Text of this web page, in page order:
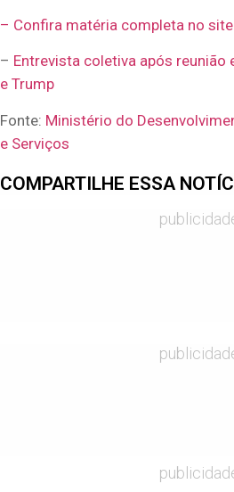
– Confira matéria completa no
– Entrevista coletiva após reunião
e Trump
Fonte: Ministério do
e Serviços
COMPARTILHE ESSA